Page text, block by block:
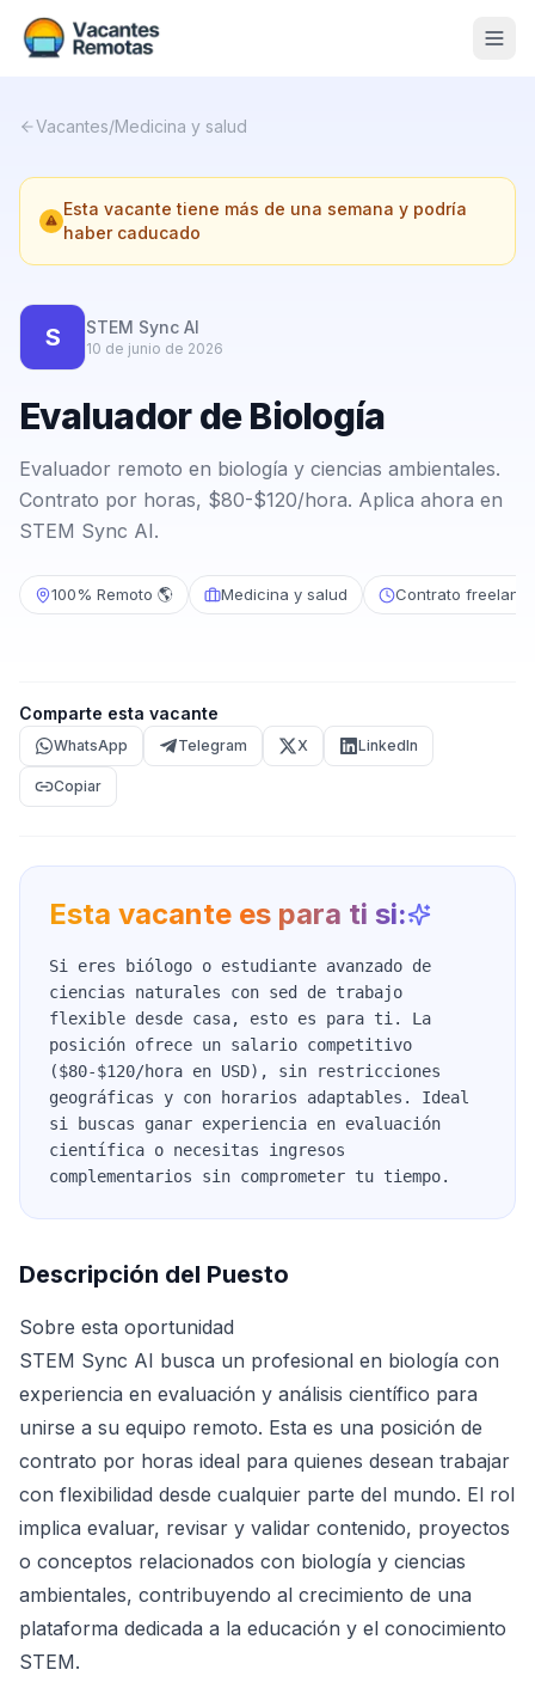
Nosotros
Contacto
Calculadora Freelance
Vacantes/Medicina y salud
Esta vacante tiene más de una semana y podría
haber caducado
S STEM Sync AI
10 de junio de 2026
Evaluador de Biología
Evaluador remoto en biología y ciencias ambientales.
Contrato por horas, $80-$120/hora. Aplica ahora en
STEM Sync AI.
100% Remoto 🌎 Medicina y salud Contrato
Comparte esta vacante
WhatsApp Telegram X LinkedIn
Copiar
Esta vacante es para ti si:
Si eres biólogo o estudiante avanzado de
ciencias naturales con sed de trabajo
flexible desde casa, esto es para ti. La
posición ofrece un salario competitivo
($80-$120/hora en USD), sin restricciones
geográficas y con horarios adaptables. Ideal
si buscas ganar experiencia en evaluación
científica o necesitas ingresos
complementarios sin comprometer tu tiempo.
Descripción del Puesto
Sobre esta oportunidad
STEM Sync AI busca un profesional en biología con
experiencia en evaluación y análisis científico para
unirse a su equipo remoto. Esta es una posición de
contrato por horas ideal para quienes desean trabajar
con flexibilidad desde cualquier parte del mundo. El rol
implica evaluar, revisar y validar contenido, proyectos
o conceptos relacionados con biología y ciencias
ambientales, contribuyendo al crecimiento de una
plataforma dedicada a la educación y el conocimiento
STEM.